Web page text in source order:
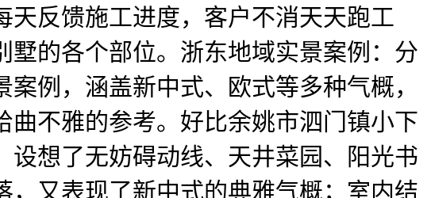
反馈施工进度，客户不消天天跑工
的各个部位。浙东地域实景案例：分
例，涵盖新中式、欧式等多种气概，
不雅的参考。好比余姚市泗门镇小下
想了无妨碍动线、天井菜园、阳光书
又表现了新中式的典雅气概；室内结